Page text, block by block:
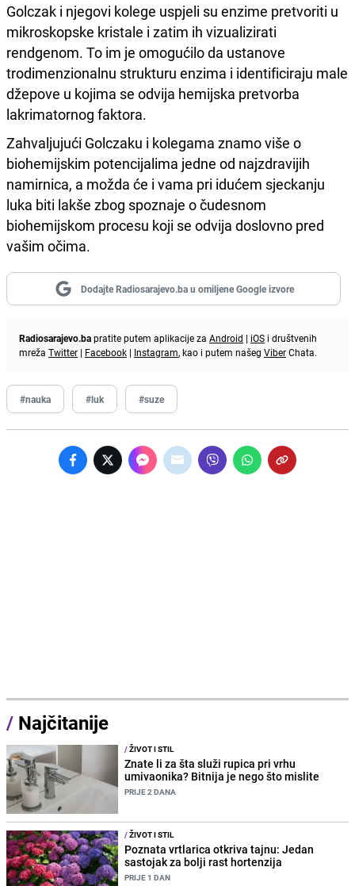
Golczak i njegovi kolege uspjeli su enzime pretvoriti u
mikroskopske kristale i zatim ih vizualizirati
rendgenom. To im je omogućilo da ustanove
trodimenzionalnu strukturu enzima i identificiraju male
džepove u kojima se odvija hemijska pretvorba
lakrimatornog faktora.
Zahvaljujući Golczaku i kolegama znamo više o
biohemijskim potencijalima jedne od najzdravijih
namirnica, a možda će i vama pri idućem sjeckanju
luka biti lakše zbog spoznaje o čudesnom
biohemijskom procesu koji se odvija doslovno pred
vašim očima.
Dodajte Radiosarajevo.ba u omiljene Google izvore
Radiosarajevo.bapratite putem aplikacije za Android | iOS i društvenih
mreža Twitter | Facebook | Instagram, kao i putem našeg ViberChata.
#nauka #luk #suze
/ Najčitanije
/ŽIVOT I STIL
Znate li za šta služi rupica pri vrhu
umivaonika? Bitnija je nego što mislite
PRIJE 2 DANA
/ŽIVOT I STIL
Poznata vrtlarica otkriva tajnu: Jedan
sastojak za bolji rast hortenzija
PRIJE 1 DAN